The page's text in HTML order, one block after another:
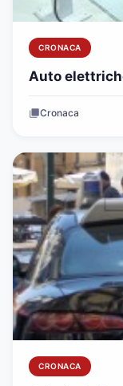
CRONACA
Auto
Cronaca
CRONACA